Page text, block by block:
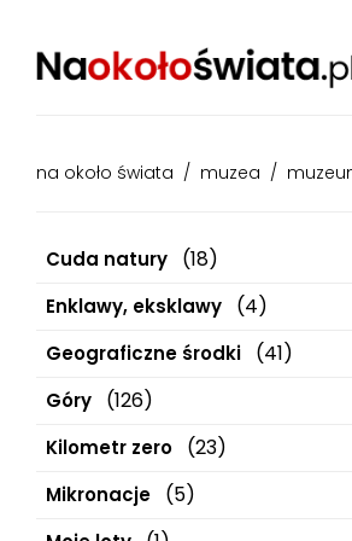
na około świata / muzea /
Cuda natury (18)
Enklawy, eksklawy (4)
Geograficzne środki (41)
Góry (126)
Kilometr zero (23)
Mikronacje (5)